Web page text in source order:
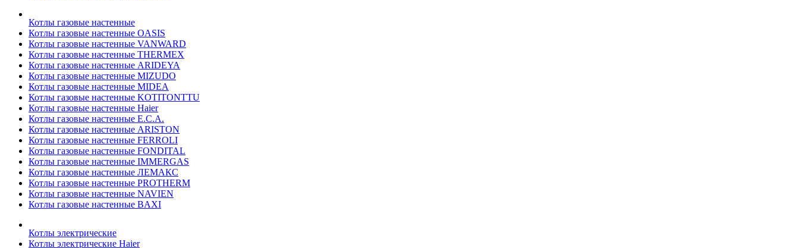
Котлы газовые настенные
Котлы газовые настенные OASIS
Котлы газовые настенные VANWARD
Котлы газовые настенные THERMEX
Котлы газовые настенные ARIDEYA
Котлы газовые настенные MIZUDO
Котлы газовые настенные MIDEA
Котлы газовые настенные KOTITONTTU
Котлы газовые настенные Haier
Котлы газовые настенные E.C.A.
Котлы газовые настенные ARISTON
Котлы газовые настенные FERROLI
Котлы газовые настенные FONDITAL
Котлы газовые настенные IMMERGAS
Котлы газовые настенные ЛЕМАКС
Котлы газовые настенные PROTHERM
Котлы газовые настенные NAVIEN
Котлы газовые настенные BAXI
Котлы электрические
Котлы электрические Haier